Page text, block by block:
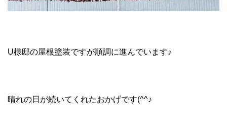
U様邸の屋根塗装ですが順調に進んでいます♪
晴れの日が続いてくれたおかげです(^^♪